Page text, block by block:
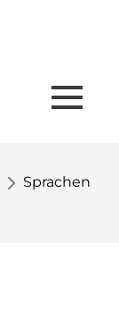
Sprachen